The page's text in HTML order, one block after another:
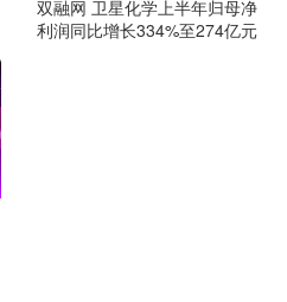
双融网 卫星化学上半年归母净
利润同比增长334%至274亿元